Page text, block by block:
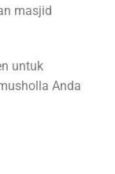
masjid
untuk
Anda